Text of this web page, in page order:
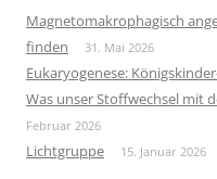
Magnetomakrophagisch
finden
31. Mai 2026
Eukaryogenese:
Was unser Stoffwechsel mit
Februar 2026
Lichtgruppe 15. Januar 2026